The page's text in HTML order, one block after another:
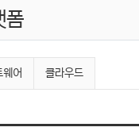
폼
분류 목록
웨어 클라우드